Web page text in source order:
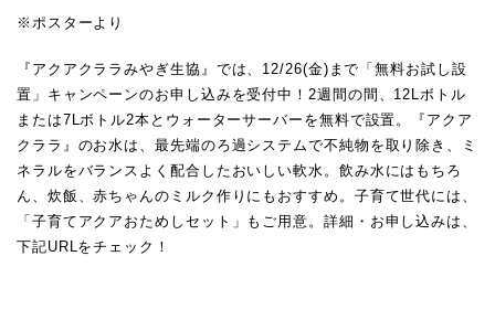
※ポスターより
『アクアクララみやぎ生協』では、12/26(金)まで「無料お試し設
置」キャンペーンのお申し込みを受付中！2週間の間、12Lボトル
または7Lボトル2本とウォーターサーバーを無料で設置。『アクア
クララ』のお水は、最先端のろ過システムで不純物を取り除き、ミ
ネラルをバランスよく配合したおいしい軟水。飲み水にはもちろ
ん、炊飯、赤ちゃんのミルク作りにもおすすめ。子育て世代には、
「子育てアクアおためしセット」もご用意。詳細・お申し込みは、
下記URLをチェック！